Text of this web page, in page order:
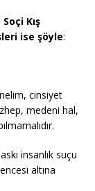
Kış
ise şöyle:
cinsiyet
medeni hal,
insanlık suçu
altına